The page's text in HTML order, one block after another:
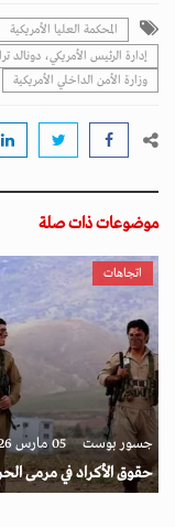
المحكمة العليا الأمريكية
إدارة الرئيس الأمريكي، دونالد
وزارة الأمن الداخلي الأمريكية
موضوعات ذات صلة
اتجاهات
جسور بوست 05 مارس 2026 - 14:59
حقوق الأكراد في مرمى